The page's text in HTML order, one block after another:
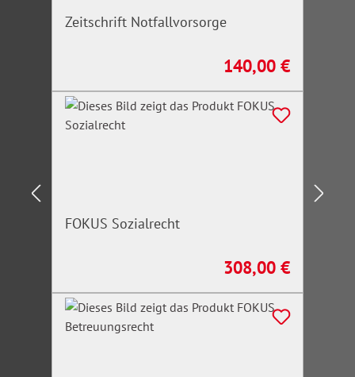
Zeitschrift Notfallvorsorge
Regulärer Preis:
140,00 €
FOKUS Sozialrecht
Regulärer Preis:
308,00 €